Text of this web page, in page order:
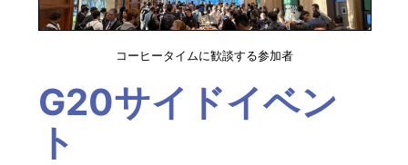
コーヒータイムに歓談する参加者
G20サイドイベン
ト